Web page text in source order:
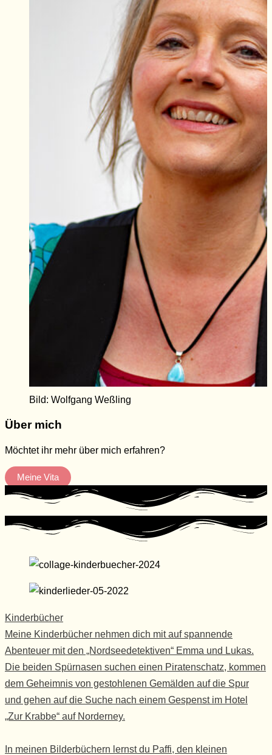
Bild: Wolfgang Weßling
Über mich
Möchtet ihr mehr über mich erfahren?
Meine Vita
Kinderbücher
Meine Kinderbücher nehmen dich mit auf spannende
Abenteuer mit den „Nordseedetektiven“ Emma und Lukas.
Die beiden Spürnasen suchen einen Piratenschatz, kommen
dem Geheimnis von gestohlenen Gemälden auf die Spur
und gehen auf die Suche nach einem Gespenst im Hotel
„Zur Krabbe“ auf Norderney.
In meinen Bilderbüchern lernst du Paffi, den kleinen